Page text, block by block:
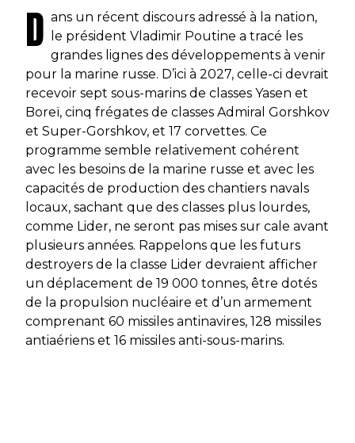
D ans un récent discours adressé à la nation,
le président Vladimir Poutine a tracé les
grandes lignes des développements à venir
pour la marine russe. D’ici à 2027, celle-ci devrait
recevoir sept sous-marins de classes Yasen et
Boreï, cinq frégates de classes Admiral Gorshkov
et Super-Gorshkov, et 17 corvettes. Ce
programme semble relativement cohérent
avec les besoins de la marine russe et avec les
capacités de production des chantiers navals
locaux, sachant que des classes plus lourdes,
comme Lider, ne seront pas mises sur cale avant
plusieurs années. Rappelons que les futurs
destroyers de la classe Lider devraient afficher
un déplacement de 19 000 tonnes, être dotés
de la propulsion nucléaire et d’un armement
comprenant 60 missiles antinavires, 128 missiles
antiaériens et 16 missiles anti-sous-marins.